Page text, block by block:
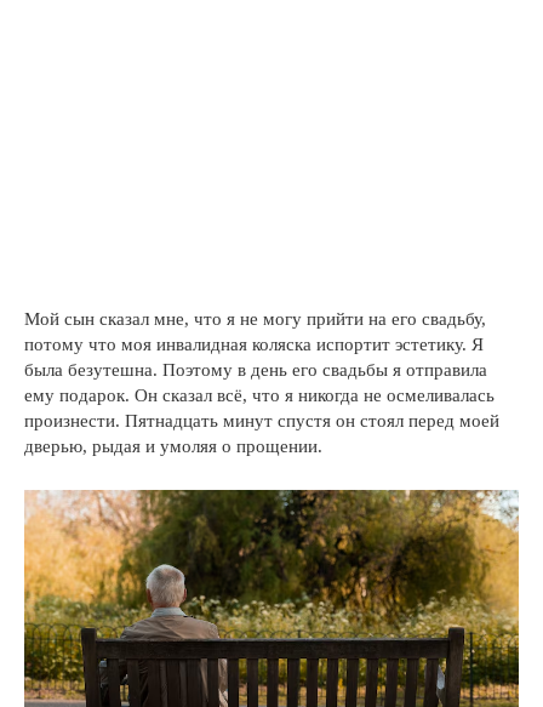
Мой сын сказал мне, что я не могу прийти на его свадьбу,
потому что моя инвалидная коляска испортит эстетику. Я
была безутешна. Поэтому в день его свадьбы я отправила
ему подарок. Он сказал всё, что я никогда не осмеливалась
произнести. Пятнадцать минут спустя он стоял перед моей
дверью, рыдая и умоляя о прощении.